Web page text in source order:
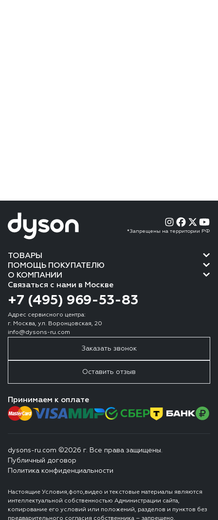
*Запрещены на территории РФ
ТОВАРЫ
ПОМОЩЬ ПОКУПАТЕЛЮ
О КОМПАНИИ
Связаться с нами в Москве
+7 (495) 969-53-83
Адрес сервисного центра:
г. Москва, ул. Воронцовская, 20
info@dysons-ru.com
Заказать звонок
Оставить отзыв
Принимаем к оплате
dysons-ru.com ©2026 г. Все права защищены.
Публичный договор
Политика конфиденциальности
Настоящие Условия,фото,видео и текстовые материалы являются
интеллектуальной собственностью Администрации сайта,
копирование его условий или положений, разделов и пунктов без
предварительного согласия собственника – запрещено.